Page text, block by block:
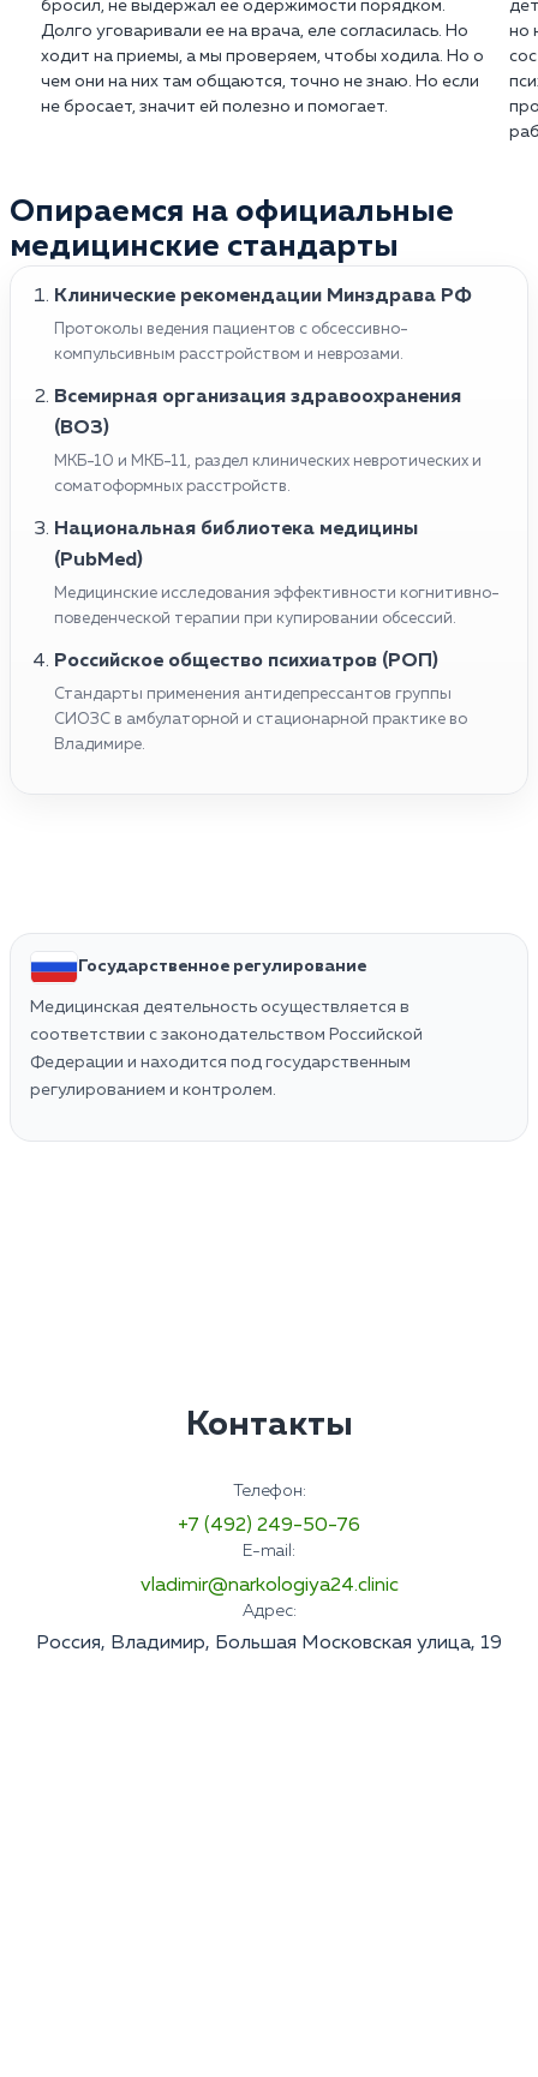
бросил, не выдержал ее одержимости порядком.
Долго уговаривали ее на врача, еле согласилась. Но
ходит на приемы, а мы проверяем, чтобы ходила. Но о
чем они на них там общаются, точно не знаю. Но если
не бросает, значит ей полезно и помогает.
но
Опираемся на официальные
медицинские стандарты
Клинические рекомендации Минздрава РФ
Протоколы ведения пациентов с обсессивно-
компульсивным расстройством и неврозами.
Всемирная организация здравоохранения
(ВОЗ)
МКБ-10 и МКБ-11, раздел клинических невротических и
соматоформных расстройств.
Национальная библиотека медицины
(PubMed)
Медицинские исследования эффективности когнитивно-
поведенческой терапии при купировании обсессий.
Российское общество психиатров (РОП)
Стандарты применения антидепрессантов группы
СИОЗС в амбулаторной и стационарной практике во
Владимире.
Государственное регулирование
Медицинская деятельность осуществляется в
соответствии с законодательством Российской
Федерации и находится под государственным
регулированием и контролем.
Контакты
Телефон:
+7 (492) 249-50-76
E-mail:
vladimir@narkologiya24.clinic
Адрес:
Россия, Владимир, Большая Московская улица, 19